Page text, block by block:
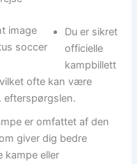
Du er sikret
officielle
kampbillett
ofte kan være
er omfattet af den
giver dig bedre
kampe eller